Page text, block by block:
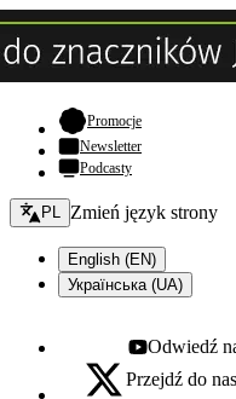
Promocje- otwiera się w
Newsletter
Podcasty
Zmień język - bieżący:
PL Zmień język strony
English (EN)
Українська (UA)
Youtube - otwiera
Odwiedź
X - otwiera się w nowej
Przejdź do